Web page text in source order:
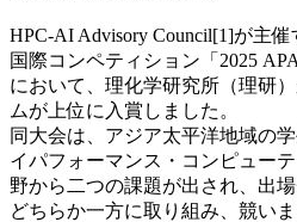
HPC-AI Advisory Council[1]が主
国際コンペティション「2025
において、理化学研究所（理研
ムが上位に入賞しました。
同大会は、アジア太平洋地域の
イパフォーマンス・コンピュー
野から二つの課題が出され、出
どちらか一方に取り組み、競いま